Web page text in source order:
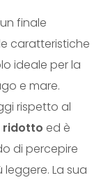
finale
caratteristiche
ideale per la
e mare.
rispetto al
ridotto ed è
di percepire
La sua